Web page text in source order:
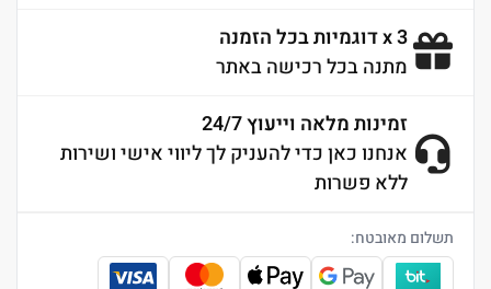
3 x דוגמיות בכל הזמנה
מתנה בכל רכישה באתר
זמינות מלאה וייעוץ 24/7
אנחנו כאן כדי להעניק לך ליווי אישי ושירות
ללא פשרות
תשלום מאובטח: